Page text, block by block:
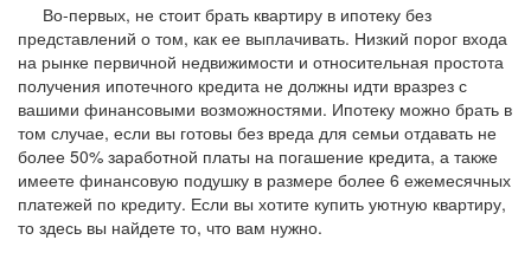
Во-первых, не стоит брать квартиру в ипотеку без
представлений о том, как ее выплачивать. Низкий порог входа
на рынке первичной недвижимости и относительная простота
получения ипотечного кредита не должны идти вразрез с
вашими финансовыми возможностями. Ипотеку можно брать в
том случае, если вы готовы без вреда для семьи отдавать не
более 50% заработной платы на погашение кредита, а также
имеете финансовую подушку в размере более 6 ежемесячных
платежей по кредиту. Если вы хотите купить уютную квартиру,
то здесь вы найдете то, что вам нужно.